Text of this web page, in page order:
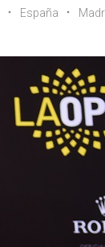
España